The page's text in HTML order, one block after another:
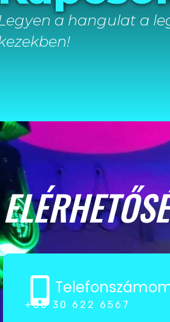
a hangulat a
+36 30 622 6567